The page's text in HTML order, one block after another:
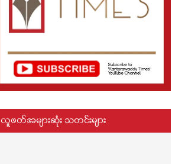
လူဖတ်အများဆုံး သတင်းများ